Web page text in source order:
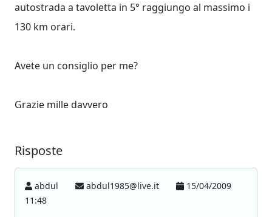
autostrada a tavoletta in 5° raggiungo al massimo i
130 km orari.
Avete un consiglio per me?
Grazie mille davvero
Risposte
abdul abdul1985@live.it
15/04/2009
11:48